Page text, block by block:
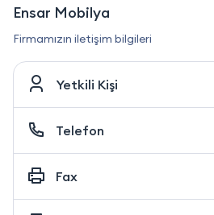
Ensar Mobilya
Firmamızın iletişim bilgileri
Yetkili Kişi
Telefon
Fax